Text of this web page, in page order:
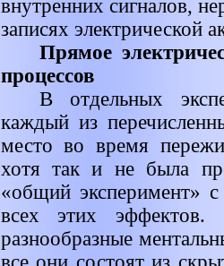
внутренних сигналов,
записях электрической
Прямое
процессов
В отдельных
каждый из
место во время
хотя так и не была
«общий эксперимент» с
всех этих
разнообразные